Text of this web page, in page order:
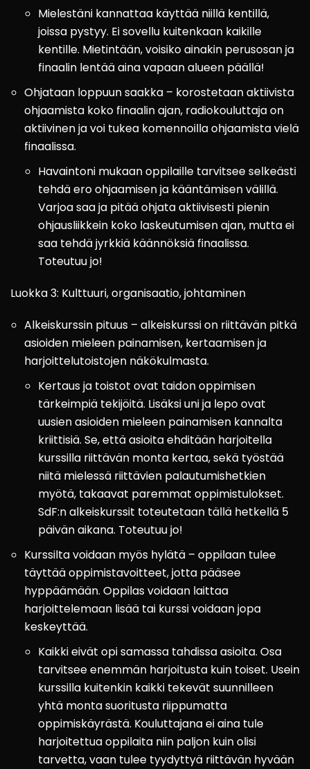
Mielestäni kannattaa käyttää niillä kentillä,
joissa pystyy. Ei sovellu kuitenkaan kaikille
kentille. Mietintään, voisiko ainakin perusosan ja
finaalin lentää aina vapaan alueen päällä!
Ohjataan loppuun saakka – korostetaan aktiivista
ohjaamista koko finaalin ajan, radiokouluttaja on
aktiivinen ja voi tukea komennoilla ohjaamista vielä
finaalissa.
Havaintoni mukaan oppilaille tarvitsee selkeästi
tehdä ero ohjaamisen ja kääntämisen välillä.
Varjoa saa ja pitää ohjata aktiivisesti pienin
ohjausliikkein koko laskeutumisen ajan, mutta ei
saa tehdä jyrkkiä käännöksiä finaalissa.
Toteutuu jo!
Luokka 3: Kulttuuri, organisaatio, johtaminen
Alkeiskurssin pituus – alkeiskurssi on riittävän pitkä
asioiden mieleen painamisen, kertaamisen ja
harjoittelutoistojen näkökulmasta.
Kertaus ja toistot ovat taidon oppimisen
tärkeimpiä tekijöitä. Lisäksi uni ja lepo ovat
uusien asioiden mieleen painamisen kannalta
kriittisiä. Se, että asioita ehditään harjoitella
kurssilla riittävän monta kertaa, sekä työstää
niitä mielessä riittävien palautumishetkien
myötä, takaavat paremmat oppimistulokset.
SdF:n alkeiskurssit toteutetaan tällä hetkellä 5
päivän aikana. Toteutuu jo!
Kurssilta voidaan myös hylätä – oppilaan tulee
täyttää oppimistavoitteet, jotta pääsee
hyppäämään. Oppilas voidaan laittaa
harjoittelemaan lisää tai kurssi voidaan jopa
keskeyttää.
Kaikki eivät opi samassa tahdissa asioita. Osa
tarvitsee enemmän harjoitusta kuin toiset. Usein
kurssilla kuitenkin kaikki tekevät suunnilleen
yhtä monta suoritusta riippumatta
oppimiskäyrästä. Kouluttajana ei aina tule
harjoitettua oppilaita niin paljon kuin olisi
tarvetta, vaan tulee tyydyttyä riittävän hyvään